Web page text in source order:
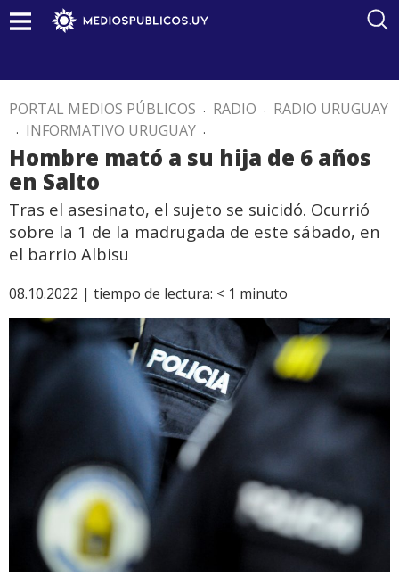
PORTAL MEDIOS PÚBLICOS . RADIO . RADIO URUGUAY
. INFORMATIVO URUGUAY .
Hombre mató a su hija de 6 años
en Salto
Tras el asesinato, el sujeto se suicidó. Ocurrió
sobre la 1 de la madrugada de este sábado, en
el barrio Albisu
08.10.2022 | tiempo de lectura: < 1 minuto